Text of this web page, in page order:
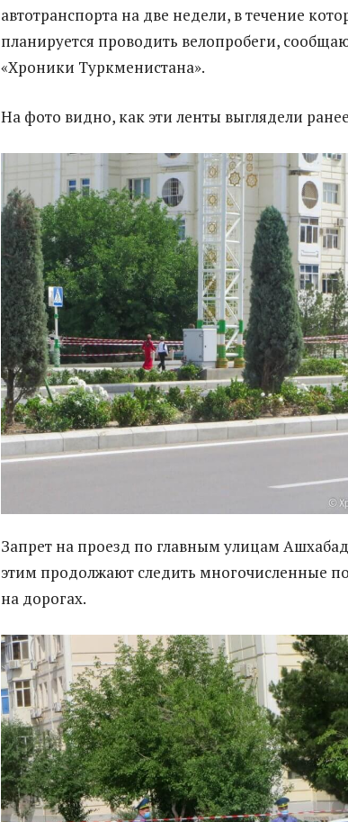
автотранспорта на две недели, в течение
планируется проводить велопробеги,
«Хроники Туркменистана».
На фото видно, как эти ленты выглядели
Запрет на проезд по главным улицам
этим продолжают следить многочисленные
на дорогах.